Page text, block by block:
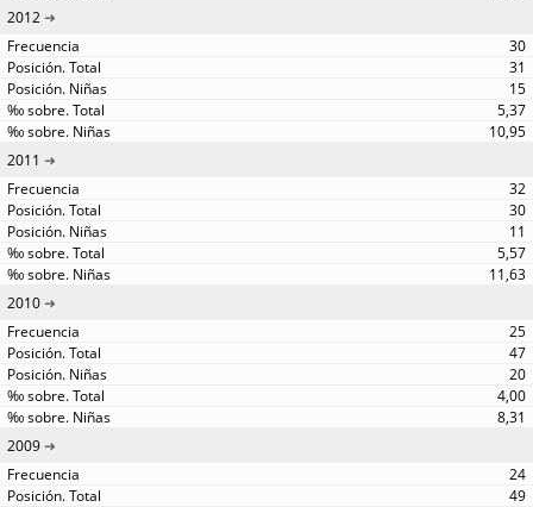
2012
30
31
15
5,37
10,95
2011
32
30
11
5,57
11,63
2010
25
47
20
4,00
8,31
2009
24
49